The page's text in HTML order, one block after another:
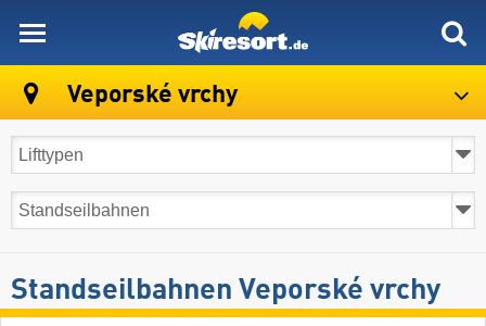
Veporské vrchy
Standseilbahnen Veporské vrchy